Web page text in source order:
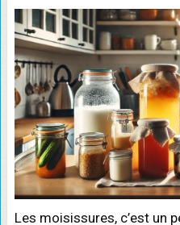
Les moisissures, c’est un